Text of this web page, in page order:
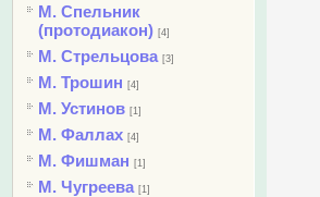
М. Спельник
(протодиакон) [4]
М. Стрельцова [3]
М. Трошин [4]
М. Устинов [1]
М. Фаллах [4]
М. Фишман [1]
М. Чугреева [1]